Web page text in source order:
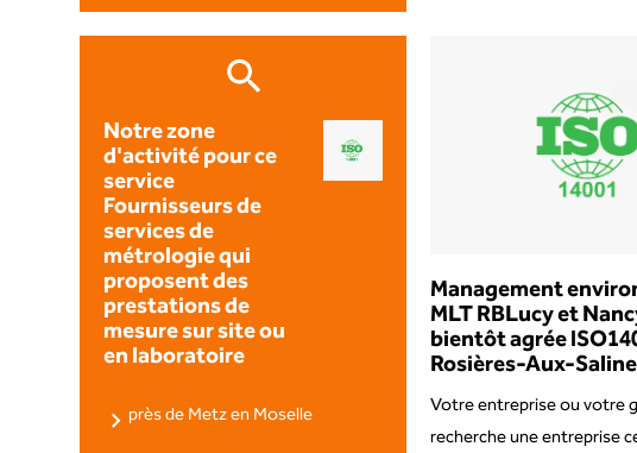
Notre zone
d'activité pour ce
service
Fournisseurs de
services de
métrologie qui
proposent des
prestations de
mesure sur site ou
en laboratoire
près de Metz en Moselle
Management
MLT RBLucy et
bientôt agrée
Rosières-Aux-
Votre entreprise ou votre
recherche une entreprise